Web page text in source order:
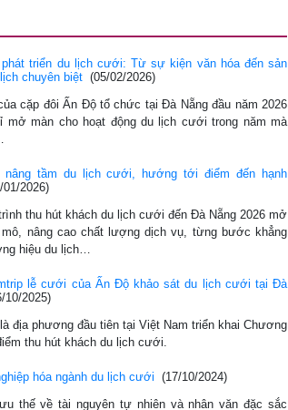
triển du lịch cưới: Từ sự kiện văn hóa đến sản
chuyên biệt (05/02/2026)
cặp đôi Ấn Độ tổ chức tại Đà Nẵng đầu năm 2026
mở màn cho hoạt động du lịch cưới trong năm mà
nâng tầm du lịch cưới, hướng tới điểm đến hạnh
01/2026)
thu hút khách du lịch cưới đến Đà Nẵng 2026 mở
mô, nâng cao chất lượng dịch vụ, từng bước khẳng
hiệu du lịch…
lễ cưới của Ấn Độ khảo sát du lịch cưới tại Đà
10/2025)
địa phương đầu tiên tại Việt Nam triển khai Chương
thu hút khách du lịch cưới.
hóa ngành du lịch cưới (17/10/2024)
thế về tài nguyên tự nhiên và nhân văn đặc sắc